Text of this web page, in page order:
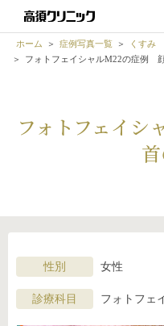
ホーム 症例写真一覧
くすみ
フォトフェイシャルM22の症例
フォトフェイシ
性別 女性
診療科目 フォトフェ